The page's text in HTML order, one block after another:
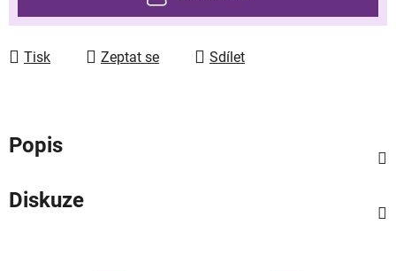
Tisk Zeptat se Sdílet
Popis
Diskuze